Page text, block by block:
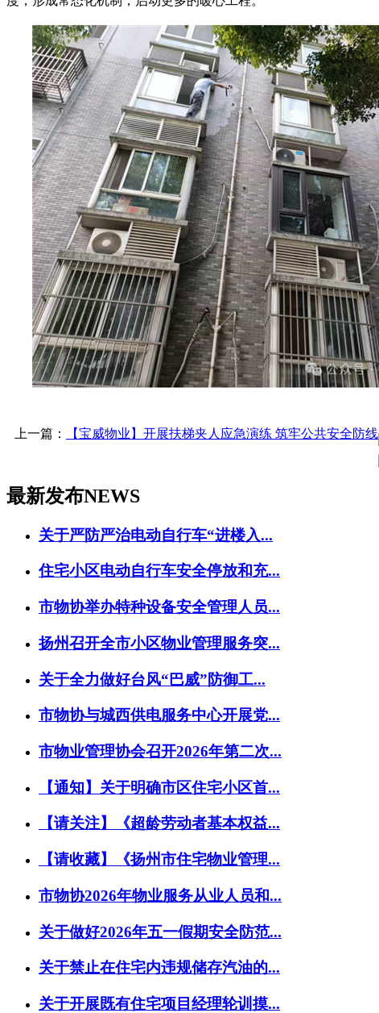
上一篇： 【宝威物业】开展扶梯夹人应急演练 筑牢公共安全防线
最新发布NEWS
关于严防严治电动自行车“进楼入...
住宅小区电动自行车安全停放和充...
市物协举办特种设备安全管理人员...
扬州召开全市小区物业管理服务突...
关于全力做好台风“巴威”防御工...
市物协与城西供电服务中心开展党...
市物业管理协会召开2026年第二次...
【通知】关于明确市区住宅小区首...
【请关注】《超龄劳动者基本权益...
【请收藏】《扬州市住宅物业管理...
市物协2026年物业服务从业人员和...
关于做好2026年五一假期安全防范...
关于禁止在住宅内违规储存汽油的...
关于开展既有住宅项目经理轮训摸...